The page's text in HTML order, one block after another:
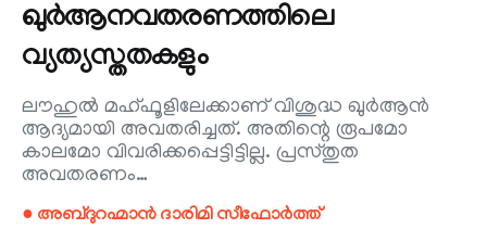
ഖുര്‍ആനവതരണത്തിലെ
വ്യത്യസ്തതകളും
ലൗഹുല്‍ മഹ്ഫൂളിലേക്കാണ് വിശുദ്ധ ഖുര്‍ആന്‍
ആദ്യമായി അവതരിച്ചത്. അതിന്റെ രൂപമോ
കാലമോ വിവരിക്കപ്പെട്ടിട്ടില്ല. പ്രസ്തുത
അവതരണം…
● അബ്ദുറഹ്മാന്‍ ദാരിമി സീഫോര്‍ത്ത്